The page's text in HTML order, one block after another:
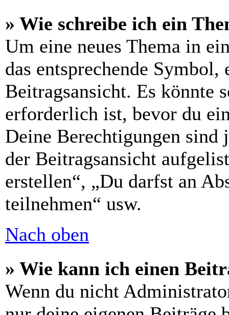
» Wie schreibe ich ein
Um eine neues Thema in
das entsprechende
Beitragsansicht. Es könnte
erforderlich ist, bevor du
Deine Berechtigungen sind
der Beitragsansicht
erstellen“, „Du darfst an
teilnehmen“ usw.
Nach oben
» Wie kann ich einen
Wenn du nicht